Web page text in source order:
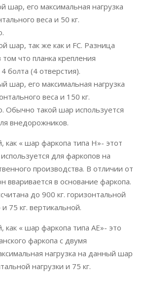
шар, его максимальная нагрузка
веса и 50 кг.
шар, так же как и FC. Разница
что планка крепления
болта (4 отверстия).
шар, его максимальная нагрузка
веса и 150 кг.
Обычно такой шар используется
внедорожников.
« шар фаркопа типа Н»- этот
для фаркопов на
производства. В отличии от
вваривается в основание фаркопа.
до 900 кг. горизонтальной
75 кг. вертикальной.
« шар фаркопа типа АЕ»- это
фаркопа с двумя
нагрузка на данный шар
нагрузки и 75 кг.